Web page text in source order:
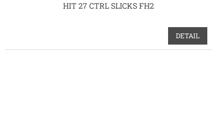
HIT 27 CTRL SLICKS FH2
DETAIL